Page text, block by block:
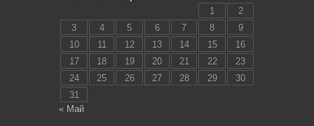
1
2
3
4 5 6 7 8
9
10
11 12 13 14 15
16
17
18 19 20 21 22
23
24
25 26 27 28 29
30
31
« Май